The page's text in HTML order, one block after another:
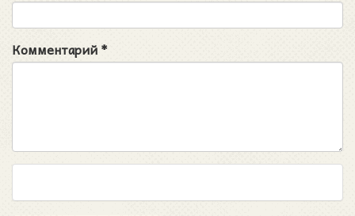
Комментарий*